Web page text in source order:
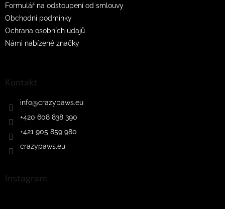
Formulář na odstoupení od smlouvy
Obchodní podmínky
Ochrana osobních údajů
Námi nabízené značky
Kontakt
info@crazypaws.eu
+420 608 838 390
+421 905 859 980
crazypaws.eu
Instagram